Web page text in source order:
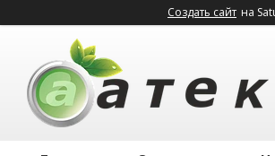
Создать сайт на